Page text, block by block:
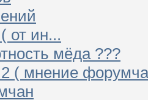
от ин...
мёда ???
( мнение